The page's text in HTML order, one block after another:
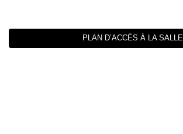
PLAN D’ACCÈS À LA SALLE